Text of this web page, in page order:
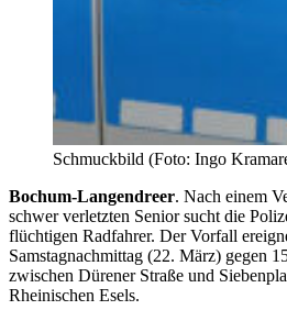
Schmuckbild (Foto: Ingo
Bochum-Langendreer. Nach einem
schwer verletzten Senior sucht die
flüchtigen Radfahrer. Der Vorfall
Samstagnachmittag (22. März) gegen
zwischen Dürener Straße und
Rheinischen Esels.